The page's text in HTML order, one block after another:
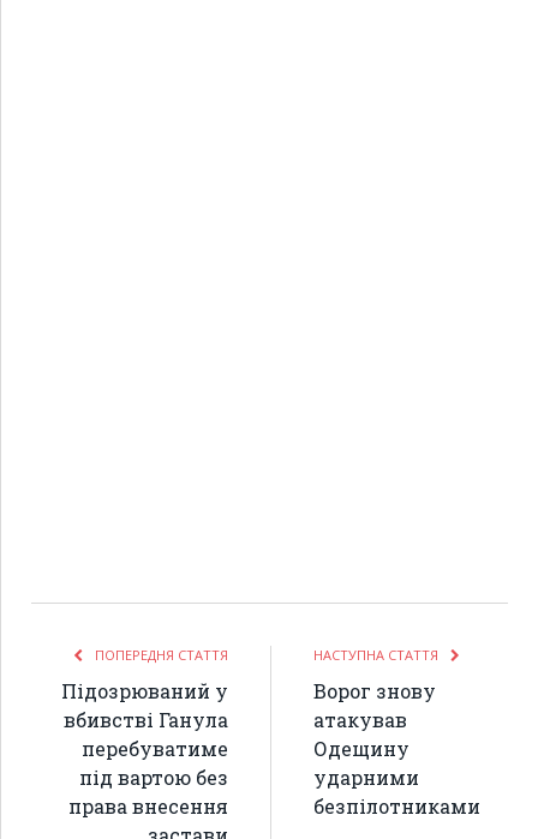
ПОПЕРЕДНЯ СТАТТЯ
Підозрюваний у
вбивстві Ганула
перебуватиме
під вартою без
права внесення
НАСТУПНА СТАТТЯ
Ворог знову
атакував
Одещину
ударними
безпілотниками